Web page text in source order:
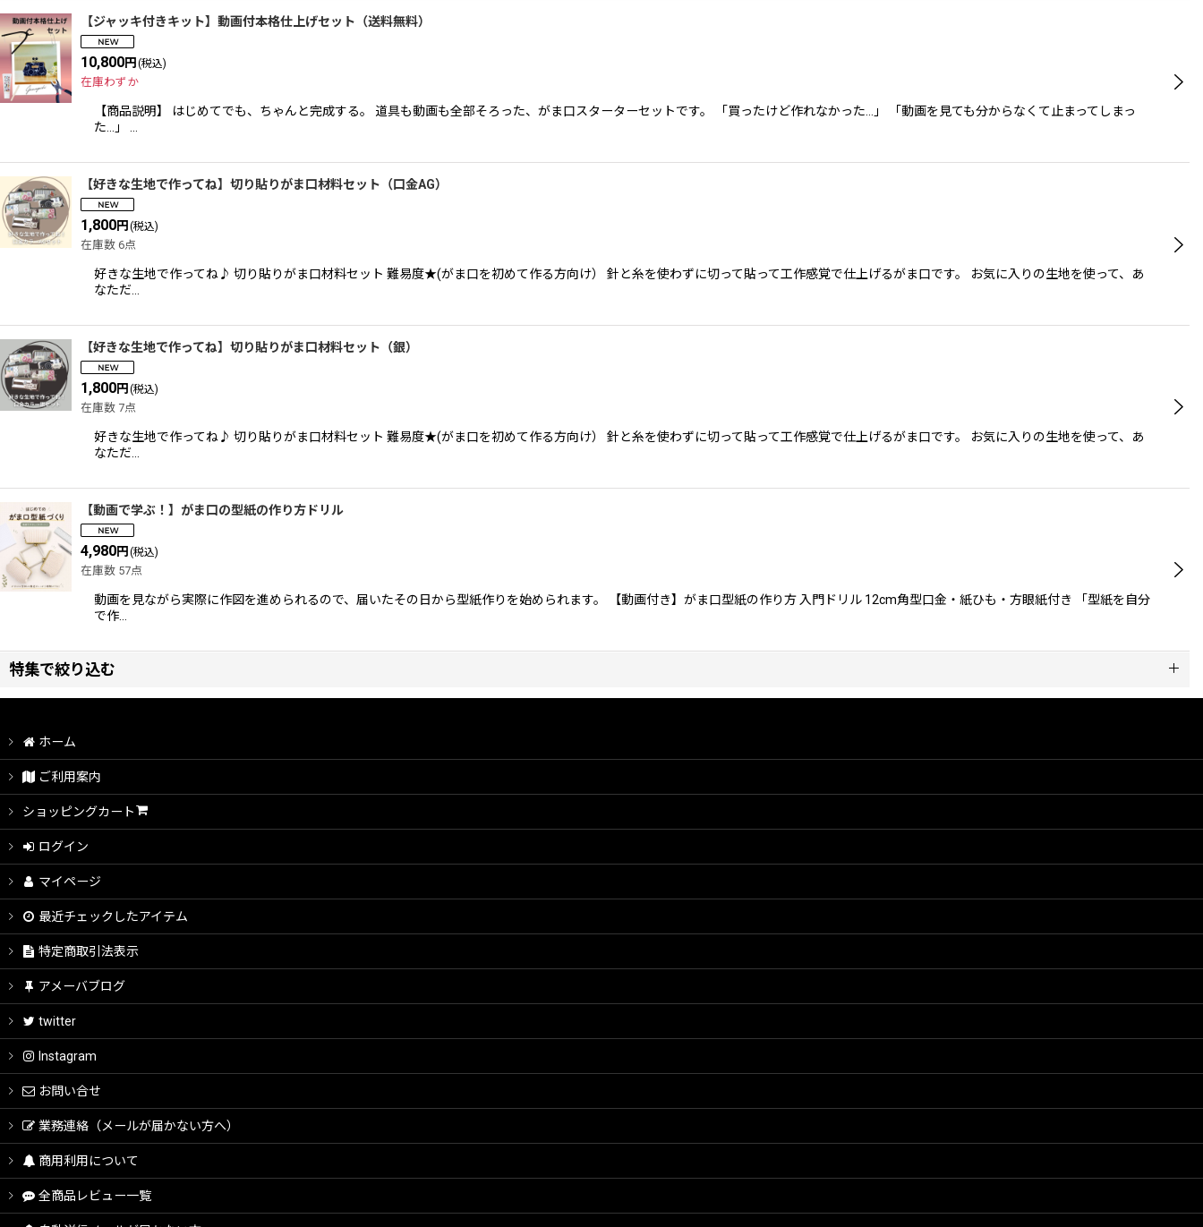
【ジャッキ付きキット】動画付本格仕上げセット（送料無料）
10,800円 (税込)
在庫わずか
【商品説明】 はじめてでも、ちゃんと完成する。 道具も動画も全部そろった、がま口スターターセットです。 「買ったけど作れなかった…」 「動画を見ても分からなくて止まってしまっ
た…」 …
【好きな生地で作ってね】切り貼りがま口材料セット（口金AG）
1,800円 (税込)
在庫数 6点
好きな生地で作ってね♪ 切り貼りがま口材料セット 難易度★(がま口を初めて作る方向け） 針と糸を使わずに切って貼って工作感覚で仕上げるがま口です。 お気に入りの生地を使って、あ
なただ…
【好きな生地で作ってね】切り貼りがま口材料セット（銀）
1,800円 (税込)
在庫数 7点
好きな生地で作ってね♪ 切り貼りがま口材料セット 難易度★(がま口を初めて作る方向け） 針と糸を使わずに切って貼って工作感覚で仕上げるがま口です。 お気に入りの生地を使って、あ
なただ…
【動画で学ぶ！】がま口の型紙の作り方ドリル
4,980円(税込)
在庫数 57点
動画を見ながら実際に作図を進められるので、届いたその日から型紙作りを始められます。 【動画付き】がま口型紙の作り方 入門ドリル 12cm角型口金・紙ひも・方眼紙付き 「型紙を自分
で作…
特集で絞り込む
はじめてさんのための動画付きキット
動画付き親子がま口キット
縫わない
初心者用型紙付口金
中級者向け型紙付口金
上級者向け型紙付口金
岡山レースキット
インド刺繍リボンキット
リバティキット
ホーム
ご利用案内
ショッピングカート
ログイン
マイページ
最近チェックしたアイテム
特定商取引法表示
アメーバブログ
twitter
Instagram
お問い合せ
業務連絡（メールが届かない方へ）
商用利用について
全商品レビュー一覧